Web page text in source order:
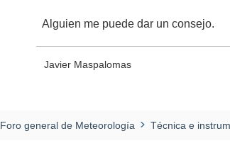
Alguien me puede dar un consejo.
Javier Maspalomas
Foro general de Meteorología Técnica e